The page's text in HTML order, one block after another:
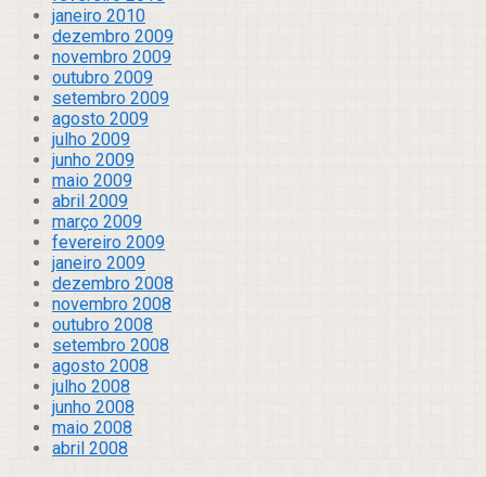
janeiro 2010
dezembro 2009
novembro 2009
outubro 2009
setembro 2009
agosto 2009
julho 2009
junho 2009
maio 2009
abril 2009
março 2009
fevereiro 2009
janeiro 2009
dezembro 2008
novembro 2008
outubro 2008
setembro 2008
agosto 2008
julho 2008
junho 2008
maio 2008
abril 2008